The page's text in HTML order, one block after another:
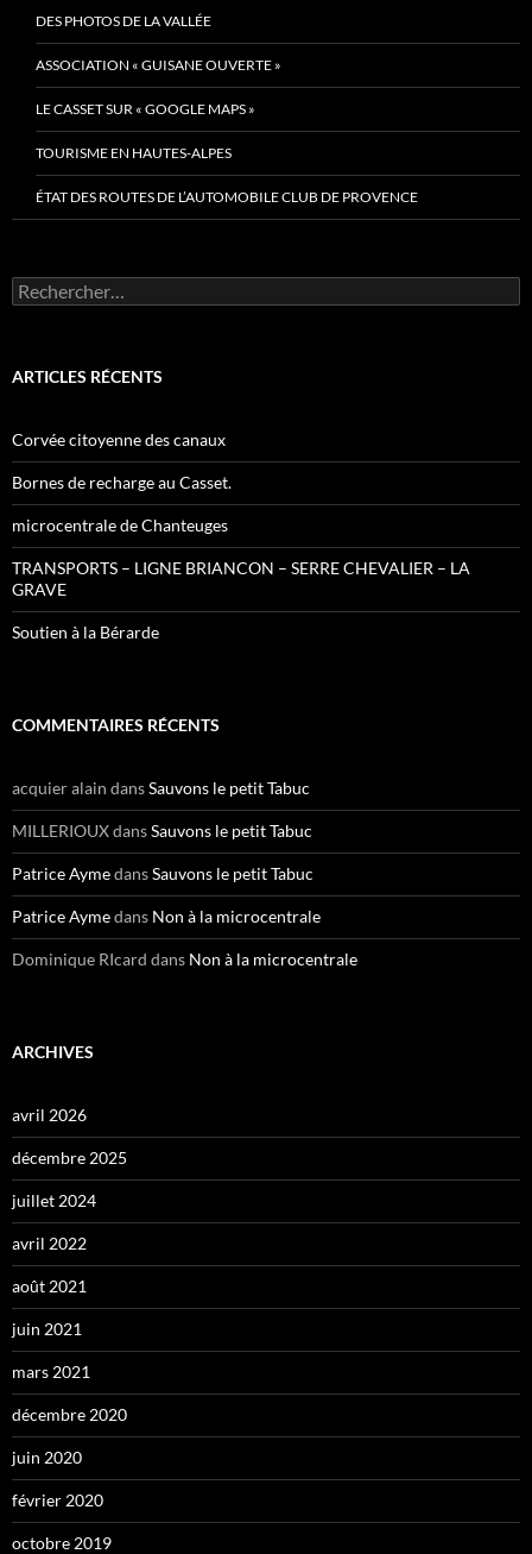
DES PHOTOS DE LA VALLÉE
ASSOCIATION « GUISANE OUVERTE »
LE CASSET SUR « GOOGLE MAPS »
TOURISME EN HAUTES-ALPES
ÉTAT DES ROUTES DE L’AUTOMOBILE CLUB DE PROVENCE
Rechercher :
ARTICLES RÉCENTS
Corvée citoyenne des canaux
Bornes de recharge au Casset.
microcentrale de Chanteuges
TRANSPORTS – LIGNE BRIANCON – SERRE CHEVALIER – LA
GRAVE
Soutien à la Bérarde
COMMENTAIRES RÉCENTS
acquier alain dansSauvons le petit Tabuc
MILLERIOUXdansSauvons le petit Tabuc
Patrice AymedansSauvons le petit Tabuc
Patrice Aymedans Non à la microcentrale
Dominique RIcard dans Non à la microcentrale
ARCHIVES
avril 2026
décembre 2025
juillet 2024
avril 2022
août 2021
juin 2021
mars 2021
décembre 2020
juin 2020
février 2020
octobre 2019